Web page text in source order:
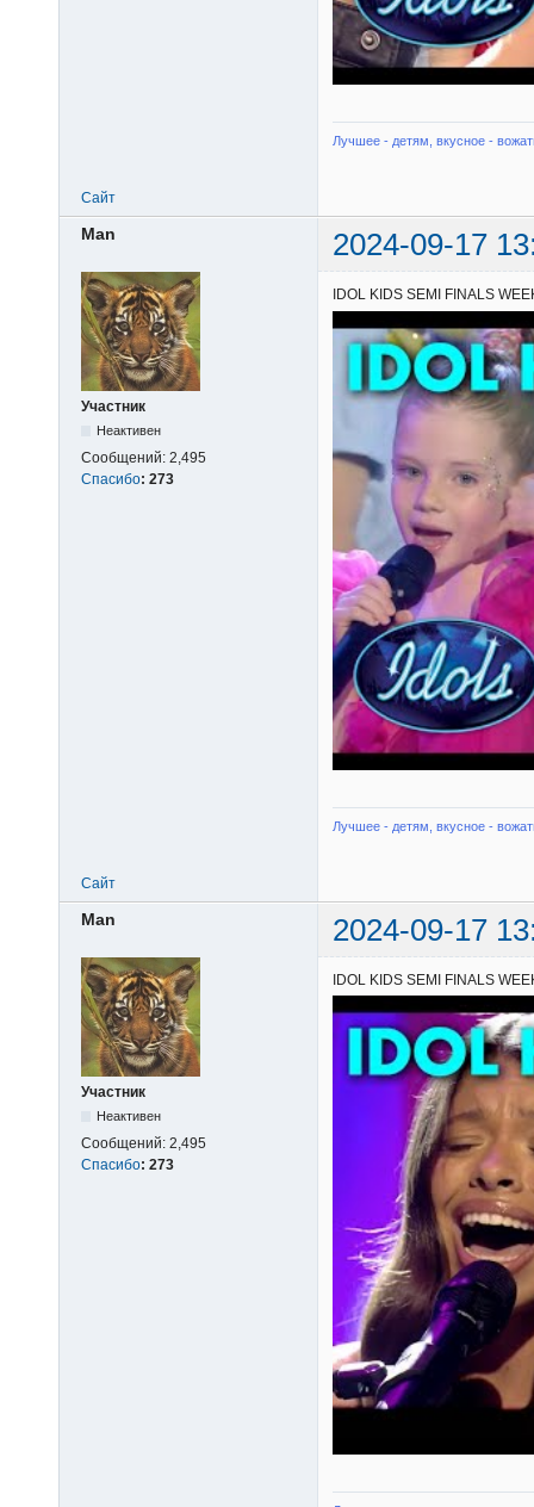
Лучшее - детям, вкусное -
Сайт
Man 2024-09-17
Участник
Неактивен
Сообщений: 2,495
Спасибо: 273
IDOL KIDS SEMI FINALS
Лучшее - детям, вкусное -
Сайт
Man 2024-09-17
Участник
Неактивен
Сообщений: 2,495
Спасибо: 273
IDOL KIDS SEMI FINALS